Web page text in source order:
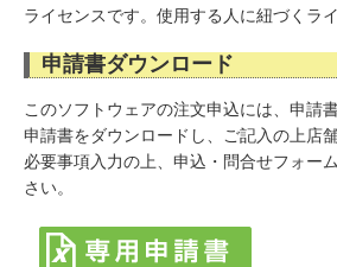
ライセンスです。使用する人に紐づくラ
申請書ダウンロード
このソフトウェアの注文申込には、申請
申請書をダウンロードし、ご記入の上店
必要事項入力の上、申込・問合せフォー
さい。